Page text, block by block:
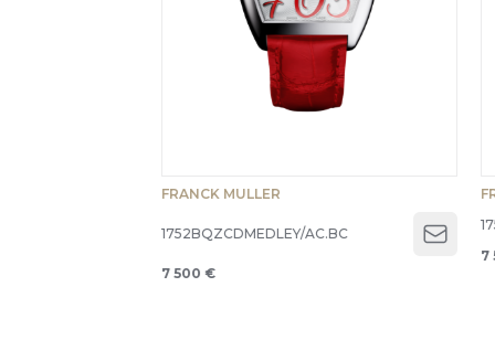
FRANCK MULLER
1752BQZCDMEDLEY/AC.BC
Open
7 500 €
7